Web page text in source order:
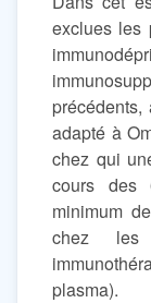
exclues les
adapté à
chez qui
cours des
minimum
chez les
plasma).